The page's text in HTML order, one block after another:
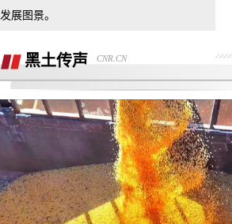
汽车还不给退定金
市场价格调节问题
买车时承诺可以三个月后提前还款并落
到了合同现在条件满足但被拒，我要求
半年了不给退定金，要求退回定金
潍坊寿光驰峰广汽本田购车定金拒不退
还，霸王条款
发展图景。
黑土传声 CNR.CN